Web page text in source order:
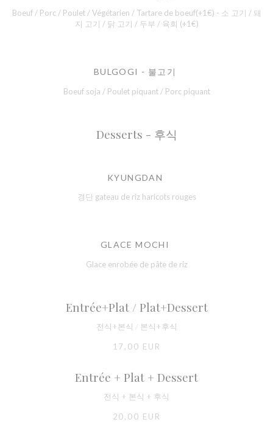
Boeuf / Porc / Poulet / Végétarien / Tartare de boeuf(+1€) - 소 고기 / 돼
지 고기 / 닭 고기 / 두부 / 육회 (+1€)
BULGOGI - 불고기
Boeuf soja / Poulet piquant / Porc piquant
Desserts - 후식
KYUNGDAN
경단 gateau de riz haricots rouges
GLACE MOCHI
Glace enrobée de pâte de riz
Entrée+Plat / Plat+Dessert
전식+본식 / 본식+후식
17,00 EUR
Entrée + Plat + Dessert
전식 + 본식 + 후식
20,00 EUR